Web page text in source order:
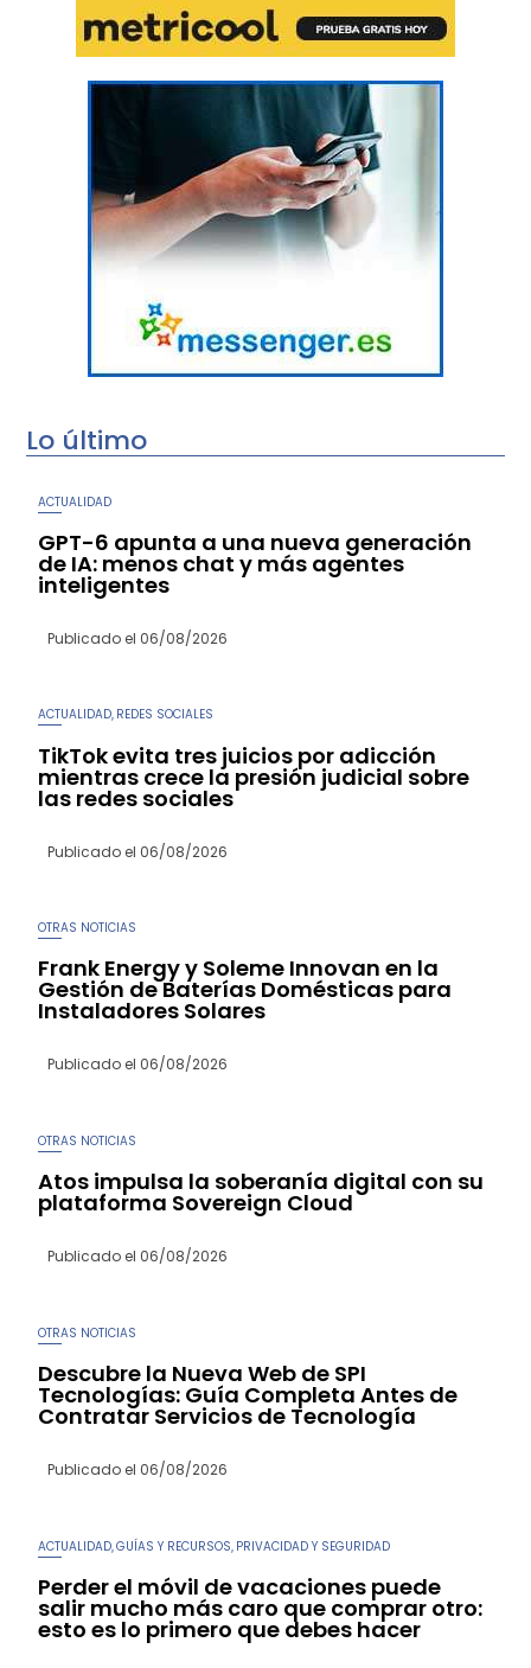
Lo último
ACTUALIDAD
GPT-6 apunta a una nueva generación
de IA: menos chat y más agentes
inteligentes
Publicado el 06/08/2026
ACTUALIDAD, REDES SOCIALES
TikTok evita tres juicios por adicción
mientras crece la presión judicial sobre
las redes sociales
Publicado el 06/08/2026
OTRAS NOTICIAS
Frank Energy y Soleme Innovan en la
Gestión de Baterías Domésticas para
Instaladores Solares
Publicado el 06/08/2026
OTRAS NOTICIAS
Atos impulsa la soberanía digital con su
plataforma Sovereign Cloud
Publicado el 06/08/2026
OTRAS NOTICIAS
Descubre la Nueva Web de SPI
Tecnologías: Guía Completa Antes de
Contratar Servicios de Tecnología
Publicado el 06/08/2026
ACTUALIDAD ,GUÍAS Y RECURSOS PRIVACIDAD Y SEGURIDAD
Perder el móvil de vacaciones puede
salir mucho más caro que comprar otro:
esto es lo primero que debes hacer